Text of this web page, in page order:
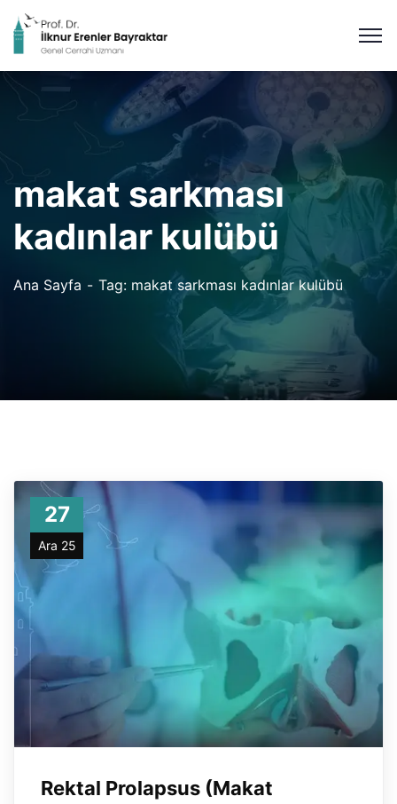
makat sarkması
kadınlar kulübü
Ana Sayfa Tag: makat sarkması kadınlar kulübü
27
Ara 25
Rektal Prolapsus (Makat